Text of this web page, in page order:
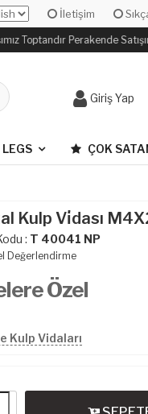
İletişim
Toptandır Perakende
Giriş Yap
ÇOK
Kulp Vi̇dası
: T 40041 NP
Değerlendirme
Özel
Kulp Vidaları